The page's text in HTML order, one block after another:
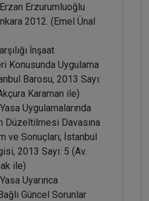
- IV. Medeni Hukuk
Sepete Ekle
Enstitüsü
Erzurumluoğlu
2012. (Emel Ünal
İnşaat
Konusunda Uygulama
Barosu, 2013 Sayı:
Karaman ile)
Uygulamalarında
Düzeltilmesi Davasına
ve Sonuçları, İstanbul
2013 Sayı: 5 (Av.
ile)
Uyarınca
Güncel Sorunlar